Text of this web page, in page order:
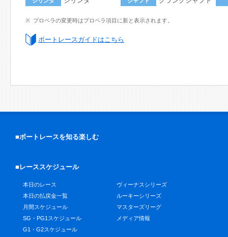
プロペラの変更時はプロペラ項目に新と表示されます。
ボートレースガイドはこちら
■ボートレースを知る楽しむ
■レーススケジュール
本日のレース
本日の払戻金一覧
月間スケジュール
SG・PG1スケジュール
G1・G2スケジュール
ヴィーナスシリーズ
ルーキーシリーズ
マスターズリーグ
メディア情報